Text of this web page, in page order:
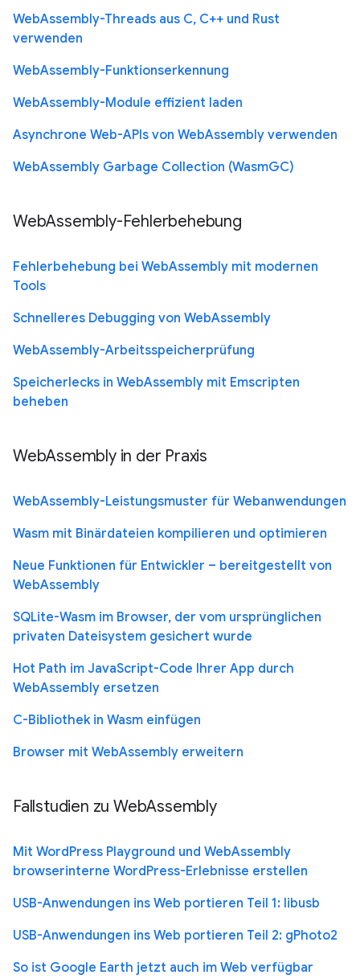
WebAssembly-Threads aus C, C++ und Rust
verwenden
WebAssembly-Funktionserkennung
WebAssembly-Module effizient laden
Asynchrone Web-APIs von WebAssembly verwenden
WebAssembly Garbage Collection (WasmGC)
WebAssembly-Fehlerbehebung
Fehlerbehebung bei WebAssembly mit modernen
Tools
Schnelleres Debugging von WebAssembly
WebAssembly-Arbeitsspeicherprüfung
Speicherlecks in WebAssembly mit Emscripten
beheben
WebAssembly in der Praxis
WebAssembly-Leistungsmuster für Webanwendungen
Wasm mit Binärdateien kompilieren und optimieren
Neue Funktionen für Entwickler – bereitgestellt von
WebAssembly
SQLite-Wasm im Browser, der vom ursprünglichen
privaten Dateisystem gesichert wurde
Hot Path im JavaScript-Code Ihrer App durch
WebAssembly ersetzen
C-Bibliothek in Wasm einfügen
Browser mit WebAssembly erweitern
Fallstudien zu WebAssembly
Mit WordPress Playground und WebAssembly
browserinterne WordPress-Erlebnisse erstellen
USB-Anwendungen ins Web portieren Teil 1: libusb
USB-Anwendungen ins Web portieren Teil 2: gPhoto2
So ist Google Earth jetzt auch im Web verfügbar